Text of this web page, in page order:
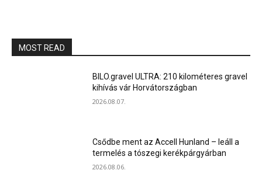
MOST READ
BILO.gravel ULTRA: 210 kilométeres gravel
kihívás vár Horvátországban
2026.08.07.
Csődbe ment az Accell Hunland – leáll a
termelés a tószegi kerékpárgyárban
2026.08.06.